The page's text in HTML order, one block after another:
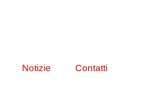
Notizie Contatti